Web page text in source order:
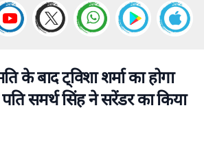
के बाद ट्विशा शर्मा का होगा
पति समर्थ सिंह ने सरेंडर का किया